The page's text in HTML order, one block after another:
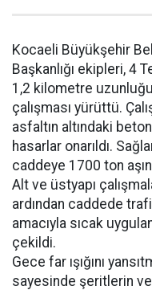
Kocaeli Büyükşehir
Başkanlığı ekipleri, 4
1,2 kilometre
çalışması yürüttü.
asfaltın altındaki
hasarlar onarıldı.
caddeye 1700 ton
Alt ve üstyapı
ardından caddede
amacıyla sıcak
çekildi.
Gece far ışığını
sayesinde şeritlerin